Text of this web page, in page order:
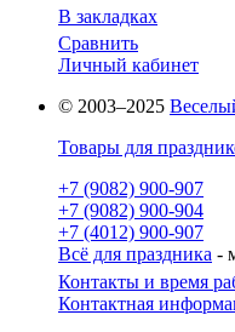
В закладках
Сравнить
Личный кабинет
© 2003–2025
Товары для
+7 (9082) 900-907
+7 (9082) 900-904
+7 (4012) 900-907
Всё для праздника -
Контакты и время
Контактная